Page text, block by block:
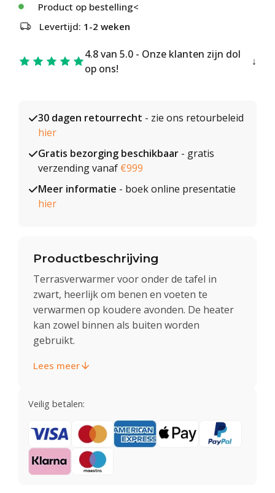
Product op bestelling<
Levertijd: 1-2 weken
4.8 van 5.0 - Onze klanten zijn dol
op ons!
30 dagen retourrecht - zie ons retourbeleid
hier
Gratis bezorging beschikbaar - gratis
verzending vanaf €999
Meer informatie - boek online presentatie
hier
Productbeschrijving
Terrasverwarmer voor onder de tafel in
zwart, heerlijk om benen en voeten te
verwarmen op koudere avonden. De heater
kan zowel binnen als buiten worden
gebruikt.
Lees meer
Veilig betalen: